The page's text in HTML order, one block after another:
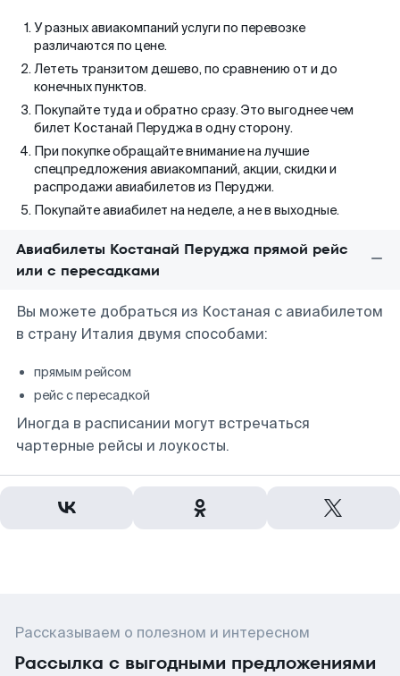
У разных авиакомпаний услуги по перевозке
различаются по цене.
Лететь транзитом дешево, по сравнению от и до
конечных пунктов.
Покупайте туда и обратно сразу. Это выгоднее чем
билет Костанай Перуджа в одну сторону.
При покупке обращайте внимание на лучшие
спецпредложения авиакомпаний, акции, скидки и
распродажи авиабилетов из Перуджи.
Покупайте авиабилет на неделе, а не в выходные.
Авиабилеты Костанай Перуджа прямой рейс
или с пересадками
Вы можете добраться из Костаная с авиабилетом
в страну Италия двумя способами:
прямым рейсом
рейс с пересадкой
Иногда в расписании могут встречаться
чартерные рейсы и лоукосты.
Рассказываем о полезном и интересном
Рассылка с выгодными предложениями